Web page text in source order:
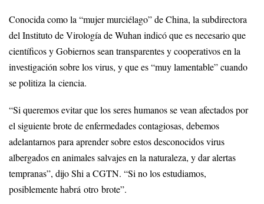
Conocida como la “mujer murciélago” de China, la subdirectora
del Instituto de Virología de Wuhan indicó que es necesario que
científicos y Gobiernos sean transparentes y cooperativos en la
investigación sobre los virus, y que es “muy lamentable” cuando
se politiza la ciencia.
“Si queremos evitar que los seres humanos se vean afectados por
el siguiente brote de enfermedades contagiosas, debemos
adelantarnos para aprender sobre estos desconocidos virus
albergados en animales salvajes en la naturaleza, y dar alertas
tempranas”, dijo Shi a CGTN. “Si no los estudiamos,
posiblemente habrá otro brote”.